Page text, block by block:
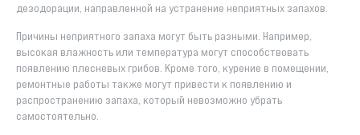
дезодорации, направленной на устранение неприятных запахов.
Причины неприятного запаха могут быть разными. Например,
высокая влажность или температура могут способствовать
появлению плесневых грибов. Кроме того, курение в помещении,
ремонтные работы также могут привести к появлению и
распространению запаха, который невозможно убрать
самостоятельно.